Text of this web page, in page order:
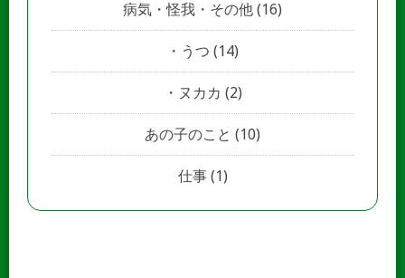
病気・怪我・その他 (16)
うつ (14)
ヌカカ (2)
あの子のこと (10)
仕事(1)